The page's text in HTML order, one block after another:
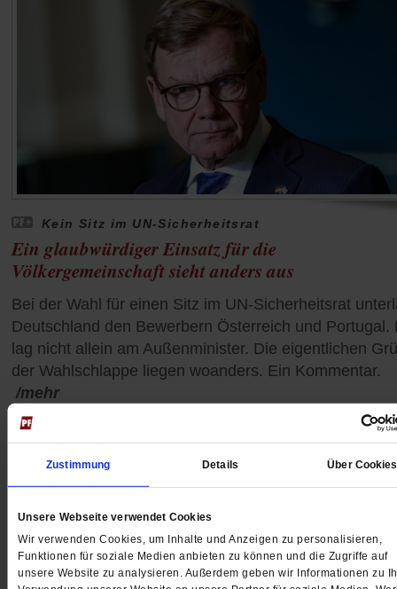
Zustimmung Details Über Cookies
Unsere Webseite verwendet Cookies
Wir verwenden Cookies, um Inhalte und Anzeigen zu personalisieren,
Funktionen für soziale Medien anbieten zu können und die Zugriffe auf
unsere Website zu analysieren. Außerdem geben wir Informationen zu
Kein Sitz im UN-Sicherheitsrat
Ein glaubwürdiger Einsatz für die
Völkergemeinschaft sieht anders aus
Bei der Wahl für einen Sitz im UN-Sicherheitsrat
Deutschland den Bewerbern Österreich und Portugal.
lag nicht allein am Außenminister. Die eigentlichen
der Wahlschlappe liegen woanders. Ein Kommentar.
/mehr
vonCornelia Füllkrug-Weitzel